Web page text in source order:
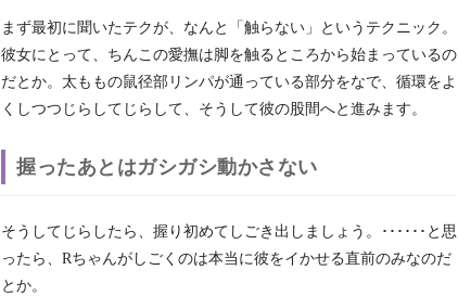
まず最初に聞いたテクが、なんと「触らない」というテクニック。
彼女にとって、ちんこの愛撫は脚を触るところから始まっているの
だとか。太ももの鼠径部リンパが通っている部分をなで、循環をよ
くしつつじらしてじらして、そうして彼の股間へと進みます。
握ったあとはガシガシ動かさない
そうしてじらしたら、握り初めてしごき出しましょう。･･････と思
ったら、Rちゃんがしごくのは本当に彼をイかせる直前のみなのだ
とか。